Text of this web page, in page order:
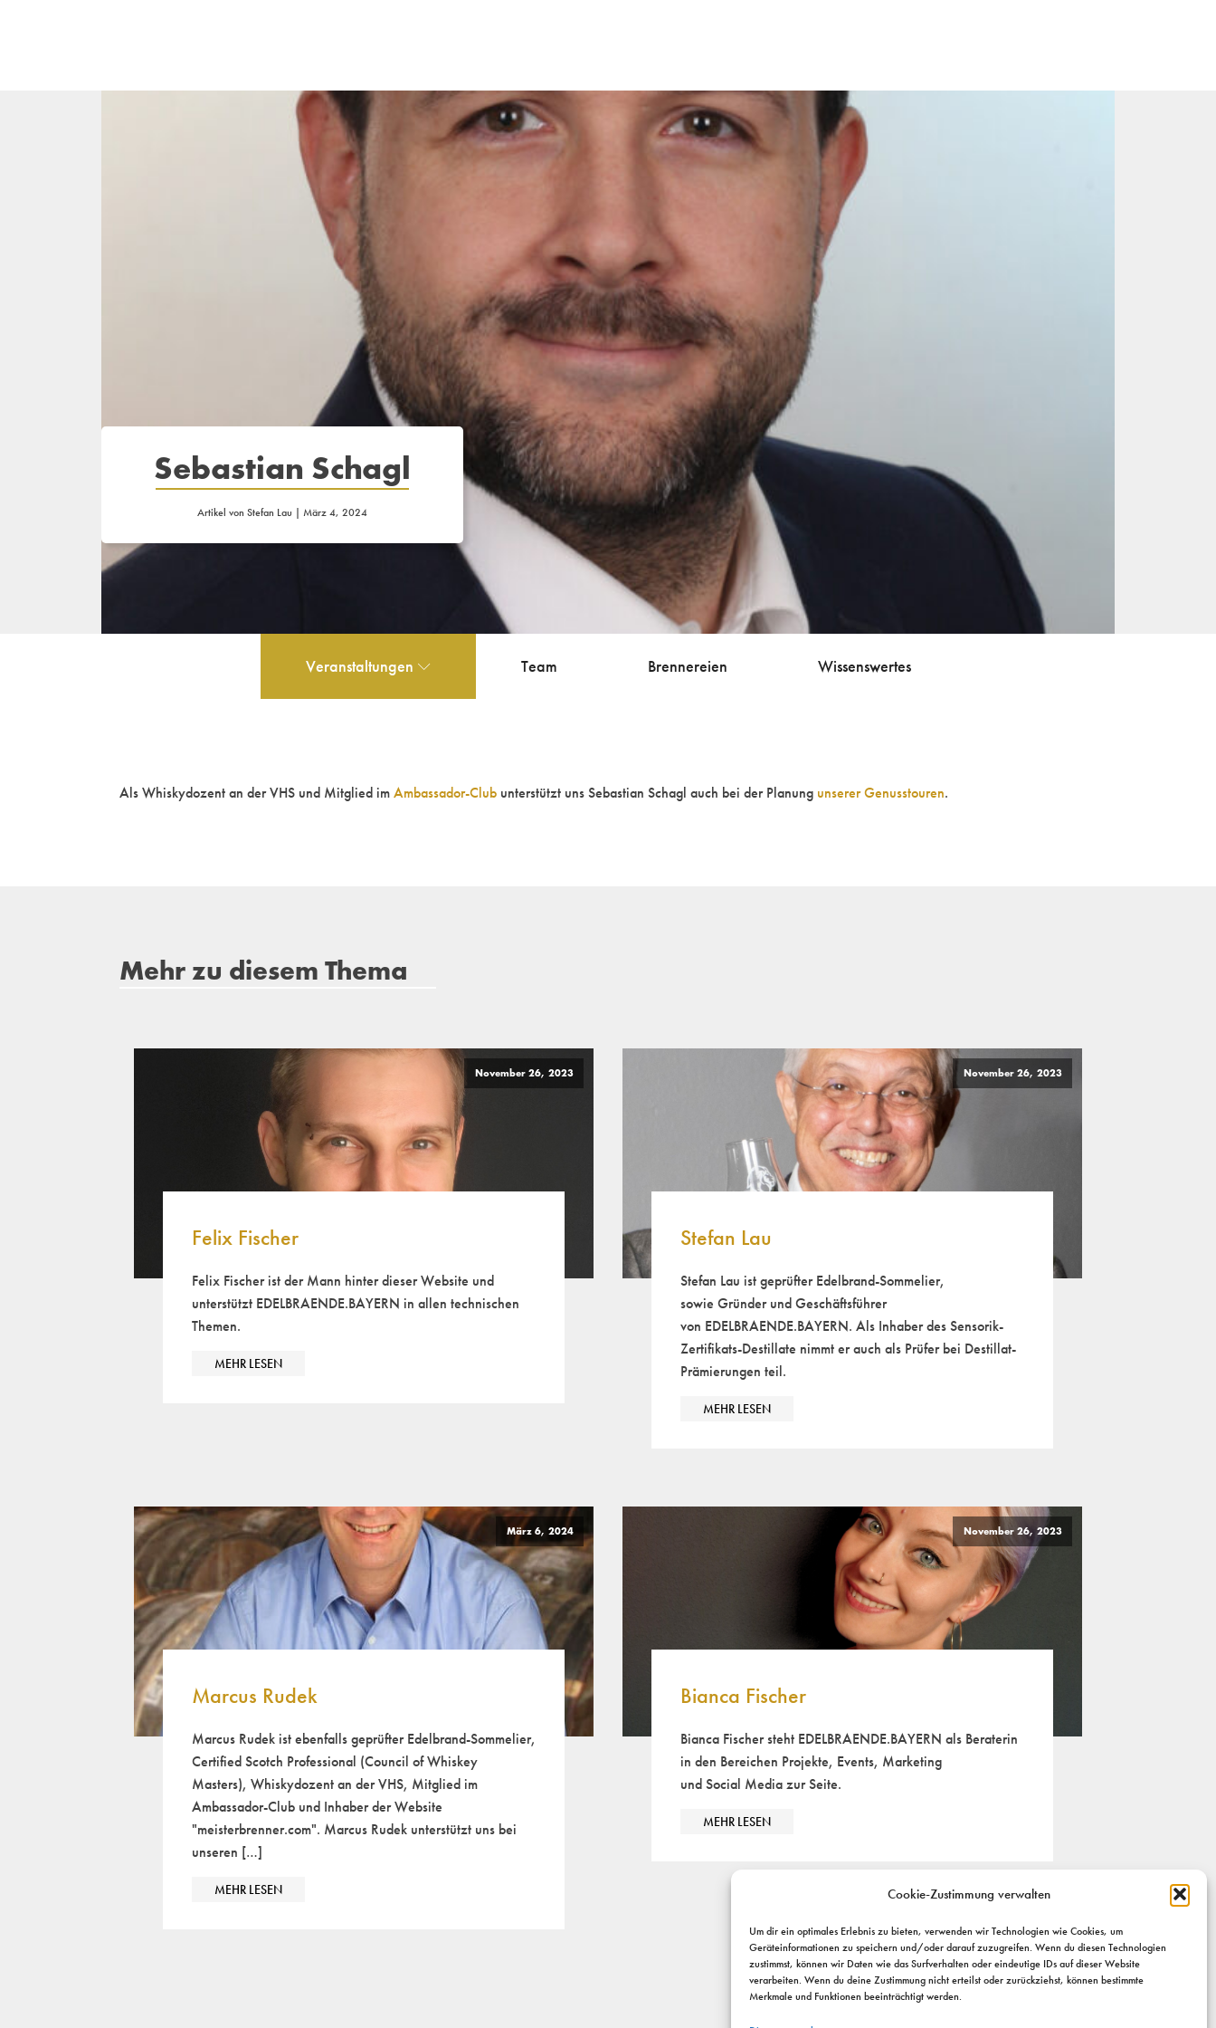
Cookie-Zustimmung verwalten
Um dir ein optimales Erlebnis zu bieten, verwenden wir Technologien wie Cookies, um
Geräteinformationen zu speichern und/oder darauf zuzugreifen. Wenn du diesen Technologien
zustimmst, können wir Daten wie das Surfverhalten oder eindeutige IDs auf dieser Website
verarbeiten. Wenn du deine Zustimmung nicht erteilst oder zurückziehst, können bestimmte
Merkmale und Funktionen beeinträchtigt werden.
Sebastian Schagl
Artikel von Stefan Lau | März 4, 2024
Veranstaltungen Team Brennereien Wissenswertes
Als Whiskydozent an der VHS und Mitglied im Ambassador-Club unterstützt uns Sebastian Schagl auch bei der Planung unserer Genusstouren.
Mehr zu diesem Thema
November 26, 2023
Felix Fischer
Felix Fischer ist der Mann hinter dieser Website und
unterstützt EDELBRAENDE.BAYERN in allen technischen
Themen.
MEHR LESEN
November 26, 2023
Stefan Lau
Stefan Lau ist geprüfter Edelbrand-Sommelier,
sowie Gründer und Geschäftsführer
von EDELBRAENDE.BAYERN. Als Inhaber des Sensorik-
Zertifikats-Destillate nimmt er auch als Prüfer bei Destillat-
Prämierungen teil.
MEHR LESEN
März 6, 2024
Marcus Rudek
Marcus Rudek ist ebenfalls geprüfter Edelbrand-Sommelier,
Certified Scotch Professional (Council of Whiskey
Masters), Whiskydozent an der VHS, Mitglied im
Ambassador-Club und Inhaber der Website
"meisterbrenner.com". Marcus Rudek unterstützt uns bei
unseren […]
MEHR LESEN
November 26, 2023
Bianca Fischer
Bianca Fischer steht EDELBRAENDE.BAYERN als Beraterin
in den Bereichen Projekte, Events, Marketing
und Social Media zur Seite.
MEHR LESEN